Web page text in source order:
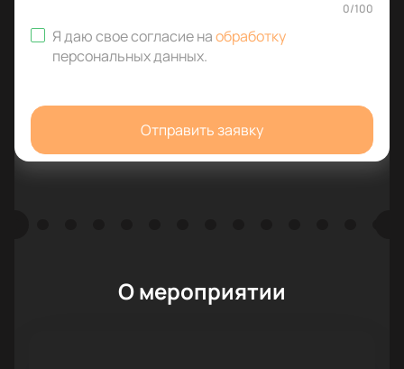
0/100
Я даю свое согласие наобработку
персональных данных.
Отправить заявку
О мероприятии